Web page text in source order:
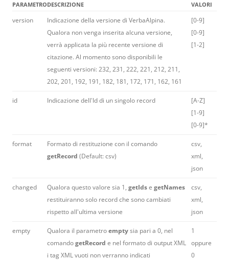
PARAMETRODESCRIZIONE VALORI
version
Indicazione della versione di VerbaAlpina.
Qualora non venga inserita alcuna versione,
verrà applicata la più recente versione di
citazione. Al momento sono disponibili le
seguenti versioni: 232, 231, 222, 221, 212, 211,
202, 201, 192, 191, 182, 181, 172, 171, 162, 161
[0-9]
[0-9]
[1-2]
id Indicazione dell'Id di un singolo record
[A-Z]
[1-9]
[0-9]*
format
Formato di restituzione con il comando
getRecord (Default: csv)
csv,
xml,
json
changed Qualora questo valore sia 1, getIdse getNames
restituiranno solo record che sono cambiati
rispetto all'ultima versione
csv,
xml,
json
empty Qualora il parametroemptysia pari a 0, nel
comandogetRecord e nel formato di output XML
i tag XML vuoti non verranno indicati
1
oppure
0